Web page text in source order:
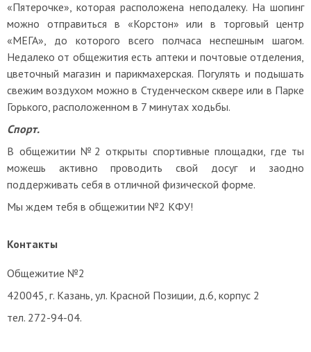
«Пятерочке», которая расположена неподалеку. На шопинг
можно отправиться в «Корстон» или в торговый центр
«МЕГА», до которого всего полчаса неспешным шагом.
Недалеко от общежития есть аптеки и почтовые отделения,
цветочный магазин и парикмахерская. Погулять и подышать
свежим воздухом можно в Студенческом сквере или в Парке
Горького, расположенном в 7 минутах ходьбы.
Спорт.
В общежитии №2 открыты спортивные площадки, где ты
можешь активно проводить свой досуг и заодно
поддерживать себя в отличной физической форме.
Мы ждем тебя в общежитии №2 КФУ!
Контакты
Общежитие №2
420045, г. Казань, ул. Красной Позиции, д.6, корпус 2
тел. 272-94-04.